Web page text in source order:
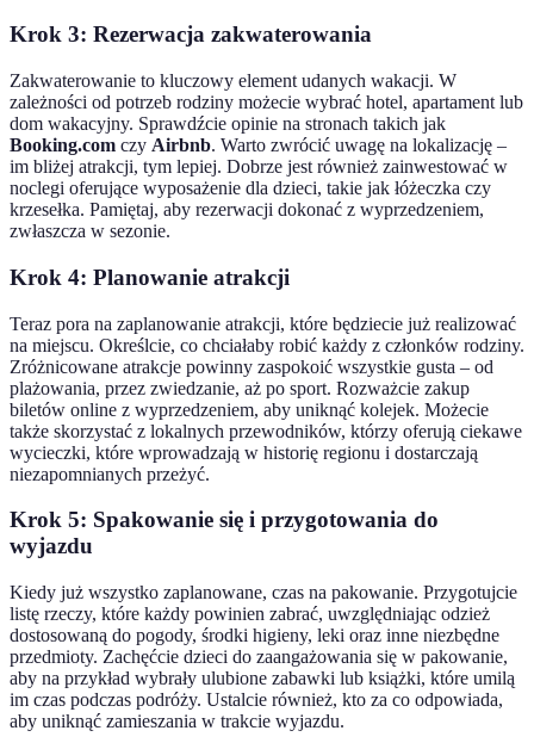
Krok 3: Rezerwacja zakwaterowania
Zakwaterowanie to kluczowy element udanych wakacji. W
zależności od potrzeb rodziny możecie wybrać hotel, apartament lub
dom wakacyjny. Sprawdźcie opinie na stronach takich jak
Booking.com czy Airbnb. Warto zwrócić uwagę na lokalizację –
im bliżej atrakcji, tym lepiej. Dobrze jest również zainwestować w
noclegi oferujące wyposażenie dla dzieci, takie jak łóżeczka czy
krzesełka. Pamiętaj, aby rezerwacji dokonać z wyprzedzeniem,
zwłaszcza w sezonie.
Krok 4: Planowanie atrakcji
Teraz pora na zaplanowanie atrakcji, które będziecie już realizować
na miejscu. Określcie, co chciałaby robić każdy z członków rodziny.
Zróżnicowane atrakcje powinny zaspokoić wszystkie gusta – od
plażowania, przez zwiedzanie, aż po sport. Rozważcie zakup
biletów online z wyprzedzeniem, aby uniknąć kolejek. Możecie
także skorzystać z lokalnych przewodników, którzy oferują ciekawe
wycieczki, które wprowadzają w historię regionu i dostarczają
niezapomnianych przeżyć.
Krok 5: Spakowanie się i przygotowania do
wyjazdu
Kiedy już wszystko zaplanowane, czas na pakowanie. Przygotujcie
listę rzeczy, które każdy powinien zabrać, uwzględniając odzież
dostosowaną do pogody, środki higieny, leki oraz inne niezbędne
przedmioty. Zachęćcie dzieci do zaangażowania się w pakowanie,
aby na przykład wybrały ulubione zabawki lub książki, które umilą
im czas podczas podróży. Ustalcie również, kto za co odpowiada,
aby uniknąć zamieszania w trakcie wyjazdu.